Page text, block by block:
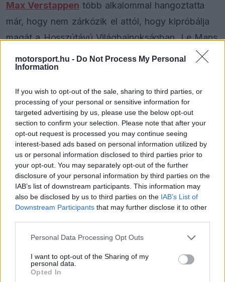
motorsport.hu - Do Not Process My Personal
Information
If you wish to opt-out of the sale, sharing to third parties, or
processing of your personal or sensitive information for
targeted advertising by us, please use the below opt-out
section to confirm your selection. Please note that after your
opt-out request is processed you may continue seeing
interest-based ads based on personal information utilized by
us or personal information disclosed to third parties prior to
your opt-out. You may separately opt-out of the further
disclosure of your personal information by third parties on the
IAB’s list of downstream participants. This information may
also be disclosed by us to third parties on the IAB’s List of
Downstream Participants that may further disclose it to other
Please note that this website/app uses one or more Google
not limited to your visit or usage behaviour. You may click to
grant or deny consent to Google and its third-party tags to
use your data for below specified purposes in below Google
Personal Data Processing Opt Outs
I want to opt-out of the Sharing of my
personal data.
Opted In
Max Verstappen több alkalommal hangoztatta
már, hogy nem zárkózik el attól, hogy kipróbálja
magát a Hosszútávú Világbajnokságban. Le Mans
mellett azonban Daytona is szóba kerülhet a
hollandnál, így követhetné annak Fernando
két éve alatt mindkét versenyt képes volt
megnyerni.
A Red Bull vezetősége sem zárta ki Verstappen
más sorozatokban való szereplését, Helmut
Marko például egy érdekes ajándékkal lepte meg
a hollandot, amiről a Servus TV új adásában
beszélt: „Én csak egy könyvet adtam neki. Benne
van az összes nagyszerű hosszútávú verseny a
60-as évekből, nagyszerű fotókkal, nagyszerű
emberekkel, és ő nagyon érdeklődve nézte.”